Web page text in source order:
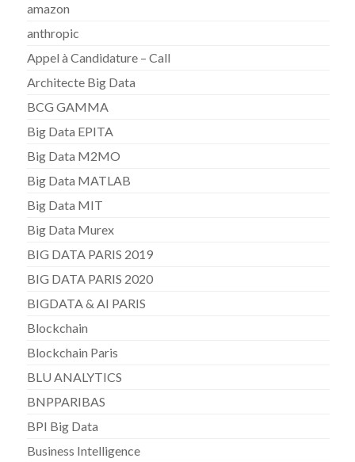
amazon
anthropic
Appel à Candidature – Call
Architecte Big Data
BCG GAMMA
Big Data EPITA
Big Data M2MO
Big Data MATLAB
Big Data MIT
Big Data Murex
BIG DATA PARIS 2019
BIG DATA PARIS 2020
BIGDATA & AI PARIS
Blockchain
Blockchain Paris
BLU ANALYTICS
BNPPARIBAS
BPI Big Data
Business Intelligence